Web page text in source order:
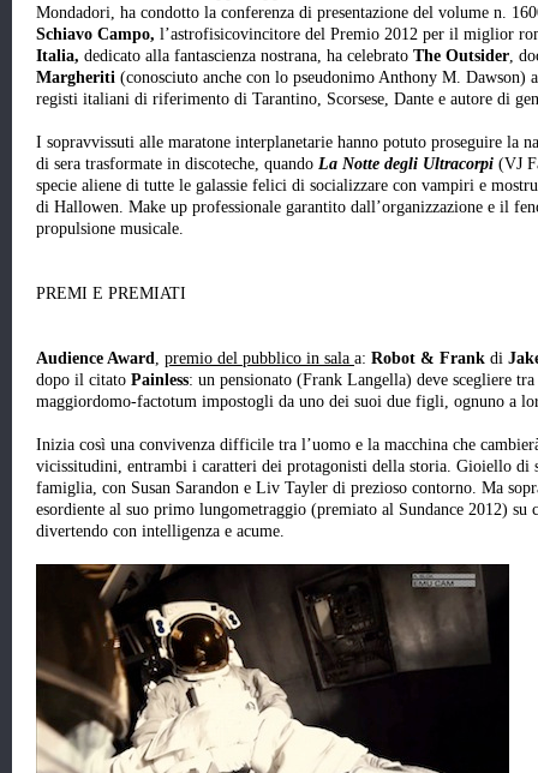
Mondadori, ha condotto la conferenza di presentazione del volume n.
Schiavo Campo, l’astrofisicovincitore del Premio 2012 per il miglior
Italia, dedicato alla fantascienza nostrana, ha celebrato The Outsider,
Margheriti (conosciuto anche con lo pseudonimo Anthony M. Dawson)
registi italiani di riferimento di Tarantino, Scorsese, Dante e autore di
I sopravvissuti alle maratone interplanetarie hanno potuto proseguire la
di sera trasformate in discoteche, quando La Notte degli Ultracorpi (VJ
specie aliene di tutte le galassie felici di socializzare con vampiri e
di Hallowen. Make up professionale garantito dall’organizzazione e il
propulsione musicale.
PREMI E PREMIATI
Audience Award, premio del pubblico in sala a: Robot & Frank di
dopo il citato Painless: un pensionato (Frank Langella) deve scegliere
maggiordomo-factotum impostogli da uno dei suoi due figli, ognuno a
Inizia così una convivenza difficile tra l’uomo e la macchina che
vicissitudini, entrambi i caratteri dei protagonisti della storia. Gioiello di
famiglia, con Susan Sarandon e Liv Tayler di prezioso contorno. Ma
esordiente al suo primo lungometraggio (premiato al Sundance 2012) su
divertendo con intelligenza e acume.